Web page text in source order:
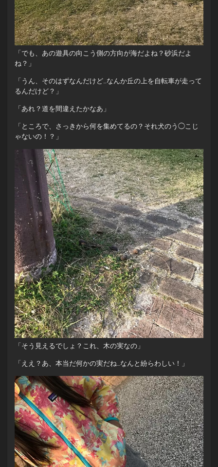
「でも、あの遊具の向こう側の方向が海だよね？砂浜だよ
ね？」
「うん、そのはずなんだけど…なんか丘の上を自転車が走って
るんだけど？」
「あれ？道を間違えたかなあ」
「ところで、さっきから何を集めてるの？それ犬のう◯こじ
ゃないの！？」
「そう見えるでしょ？これ、木の実なの」
「ええ？あ、本当だ何かの実だね…なんと紛らわしい！」